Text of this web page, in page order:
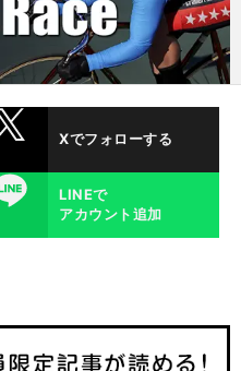
Xでフォローする
LINEで
アカウント追加